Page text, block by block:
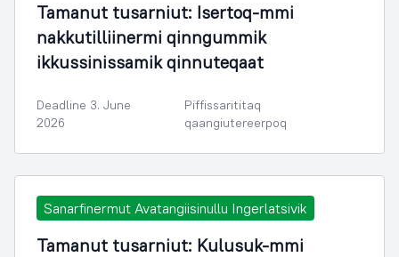
Tamanut tusarniut: Isertoq-mmi
nakkutilliinermi qinngummik
ikkussinissamik qinnuteqaat
Deadline 3. June
2026
Piffissarititaq
qaangiutereerpoq
Sanarfinermut Avatangiisinullu Ingerlatsivik
Tamanut tusarniut: Kulusuk-mmi